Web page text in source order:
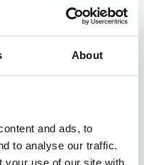
About
and ads, to
to analyse our traffic.
your use of our site with
x 124 cm (P x L
x 45 cm (P x L